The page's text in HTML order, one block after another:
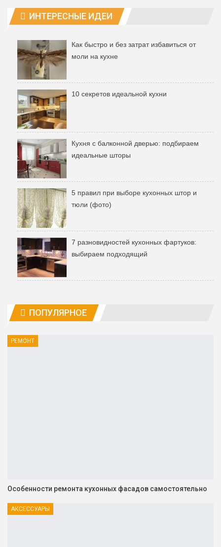
ИНТЕРЕСНЫЕ ИДЕИ
Как быстро и без затрат избавиться от
моли на кухне
10 секретов идеальной кухни
Кухня с балконной дверью: подбираем
идеальные шторы
5 правил при выборе кухонных штор и
тюли (фото)
7 разновидностей кухонных фартуков:
выбираем подходящий
ПОПУЛЯРНОЕ
РЕМОНТ
Особенности ремонта кухонных фасадов самостоятельно
АКСЕССУАРЫ